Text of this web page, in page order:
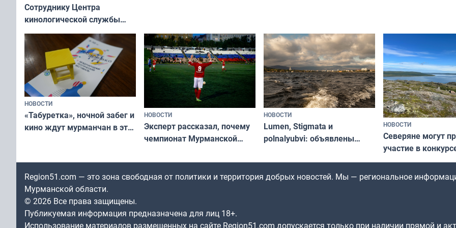
Сотруднику Центра
кинологической службы
ищут новый дом
НОВОСТИ
«Табуретка», ночной забег и
кино ждут мурманчан в эти
НОВОСТИ
Эксперт рассказал, почему
чемпионат Мурманской
незамеченным
НОВОСТИ
Lumen, Stigmata и
polnalyubvi: объявлены
«Имандра» в 2026 года
НОВОСТИ
Северяне могут
участие в
северной
по Печенгскому
Region51.com — это зона свободная от политики и территория добрых новостей. Мы — региональное
Мурманской области.
© 2026 Все права защищены.
Публикуемая информация предназначена для лиц 18+.
Использование материалов размещенных на сайте Region51.com допускается только при наличии прямой и